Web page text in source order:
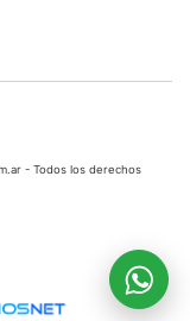
- Todos los derechos